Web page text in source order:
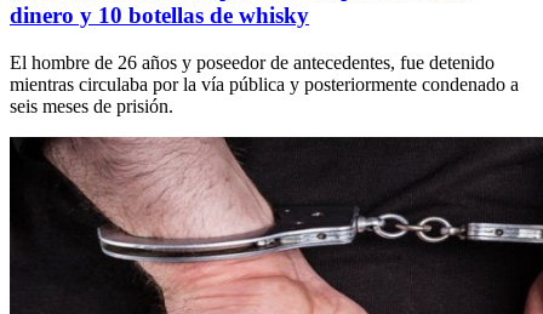
dinero y 10 botellas de whisky
El hombre de 26 años y poseedor de antecedentes, fue detenido
mientras circulaba por la vía pública y posteriormente condenado a
seis meses de prisión.